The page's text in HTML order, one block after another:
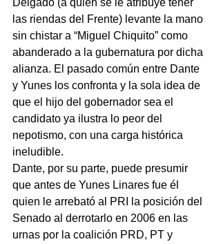
Delgado (a quien se le atribuye tener
las riendas del Frente) levante la mano
sin chistar a “Miguel Chiquito” como
abanderado a la gubernatura por dicha
alianza. El pasado común entre Dante
y Yunes los confronta y la sola idea de
que el hijo del gobernador sea el
candidato ya ilustra lo peor del
nepotismo, con una carga histórica
ineludible.
Dante, por su parte, puede presumir
que antes de Yunes Linares fue él
quien le arrebató al PRI la posición del
Senado al derrotarlo en 2006 en las
urnas por la coalición PRD, PT y